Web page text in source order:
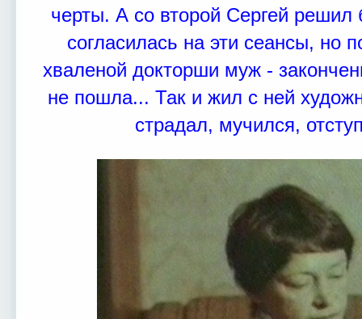
черты. А со второй Сергей
согласилась на эти сеансы, но
хваленой докторши муж -
не пошла... Так и жил с ней
страдал, мучился,